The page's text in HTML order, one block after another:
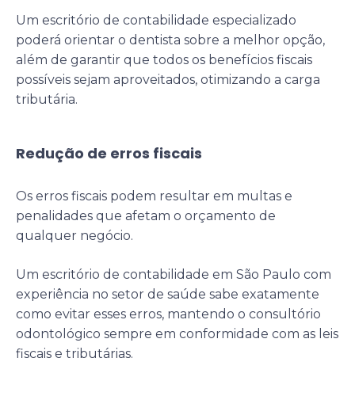
Um escritório de contabilidade especializado
poderá orientar o dentista sobre a melhor opção,
além de garantir que todos os benefícios fiscais
possíveis sejam aproveitados, otimizando a carga
tributária.
Redução de erros fiscais
Os erros fiscais podem resultar em multas e
penalidades que afetam o orçamento de
qualquer negócio.
Um escritório de contabilidade em São Paulo com
experiência no setor de saúde sabe exatamente
como evitar esses erros, mantendo o consultório
odontológico sempre em conformidade com as leis
fiscais e tributárias.